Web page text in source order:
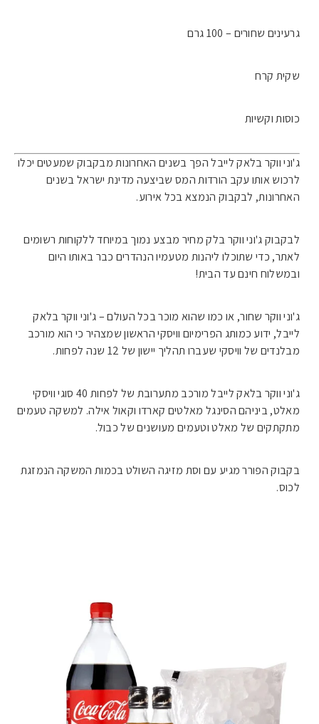
גרעינים שחורים – 100 גרם
שקית קרח
כוסות וקשיות
ג'וני ווקר בלאק לייבל הפך בשנים האחרונות מבקבוק שמעטים יכלו
לרכוש אותו עקב הורדות המס שביצעה מדינת ישראל בשנים
האחרונות, לבקבוק הנמצא בכל אירוע.
לבקבוק ג'וני ווקר בלק מחיר מבצע נמוך במיוחד ללקוחות רשומים
לאתר, כדי שתוכלו ליהנות מטעמיו הנהדרים כבר באותו היום
ובמשלוח חינם עד הבית!
ג'וני ווקר שחור, או כמו שהוא מוכר בכל העולם – ג'וני ווקר בלאק
לייבל, ידוע כמותג הפרימיום וויסקי הראשון שמצהיר כי הוא מורכב
מבלנדים של וויסקי שעברו תהליך יישון של 12 שנה לפחות.
ג'וני ווקר בלאק לייבל מורכב מתערובת של לפחות 40 סוגי וויסקי
מאלט, ביניהם הסינגל מאלטים קארדו וקאול אילה. למשקה טעמים
מתקתקים של מאלט וטעמים מעושנים של כבול.
בקבוק הפורר מגיע עם וסת מזיגה השולט בכמות המשקה הנמזגת
לכוס.